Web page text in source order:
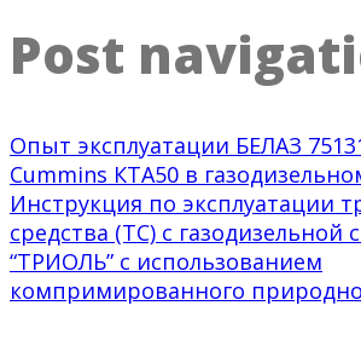
Post
Опыт эксплуатации БЕЛАЗ
Cummins КТА50 в
Инструкция по эксплуатации
средства (ТС) с газодизельной
“ТРИОЛЬ” с использованием
компримированного